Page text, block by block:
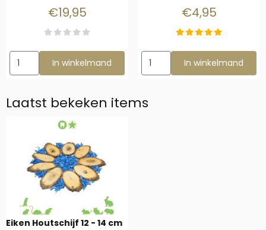
Prijs: 19,95
€19,95
Aantal kiezen voor DIY Kersthuis
In winkelmand
Prijs: 4,95
€4,95
Aantal kiezen voor Houten
In winkelmand
Laatst bekeken items
Eiken Houtschijf 12 - 14 cm